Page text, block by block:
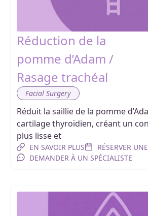
Réduction de la
pomme d’Adam /
Rasage trachéal
Facial Surgery
Réduit la saillie de la pomme
cartilage thyroïdien, créant un
plus lisse et
EN SAVOIR PLUS
RÉSERVER
DEMANDER À UN SPÉCIALISTE